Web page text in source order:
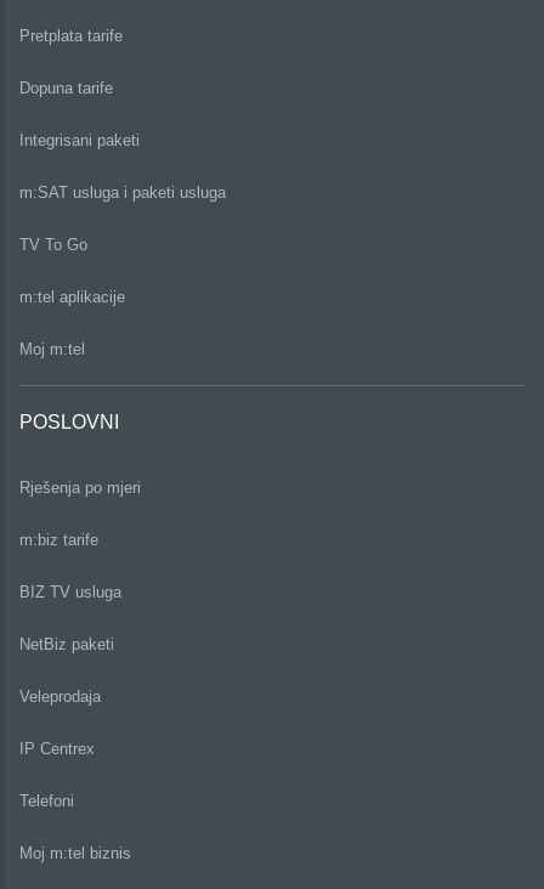
Pretplata tarife
Dopuna tarife
Integrisani paketi
m:SAT usluga i paketi usluga
TV To Go
m:tel aplikacije
Moj m:tel
POSLOVNI
Rješenja po mjeri
m:biz tarife
BIZ TV usluga
NetBiz paketi
Veleprodaja
IP Centrex
Telefoni
Moj m:tel biznis